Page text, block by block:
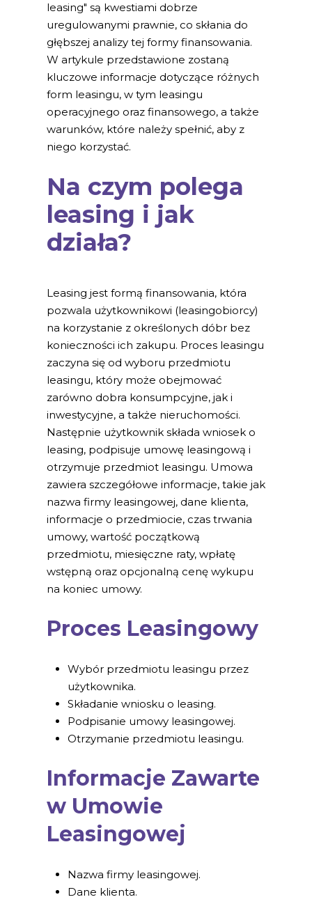
leasing" są kwestiami dobrze
uregulowanymi prawnie, co skłania do
głębszej analizy tej formy finansowania.
W artykule przedstawione zostaną
kluczowe informacje dotyczące różnych
form leasingu, w tym leasingu
operacyjnego oraz finansowego, a także
warunków, które należy spełnić, aby z
niego korzystać.
Na czym polega
leasing i jak
działa?
Leasing jest formą finansowania, która
pozwala użytkownikowi (leasingobiorcy)
na korzystanie z określonych dóbr bez
konieczności ich zakupu. Proces leasingu
zaczyna się od wyboru przedmiotu
leasingu, który może obejmować
zarówno dobra konsumpcyjne, jak i
inwestycyjne, a także nieruchomości.
Następnie użytkownik składa wniosek o
leasing, podpisuje umowę leasingową i
otrzymuje przedmiot leasingu. Umowa
zawiera szczegółowe informacje, takie jak
nazwa firmy leasingowej, dane klienta,
informacje o przedmiocie, czas trwania
umowy, wartość początkową
przedmiotu, miesięczne raty, wpłatę
wstępną oraz opcjonalną cenę wykupu
na koniec umowy.
Proces Leasingowy
Wybór przedmiotu leasingu przez
użytkownika.
Składanie wniosku o leasing.
Podpisanie umowy leasingowej.
Otrzymanie przedmiotu leasingu.
Informacje Zawarte
w Umowie
Leasingowej
Nazwa firmy leasingowej.
Dane klienta.